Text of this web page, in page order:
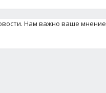
Нам важно ваше мнение